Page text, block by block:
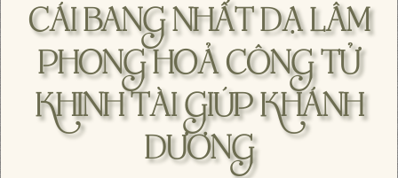
CÁI BANG NHẤT DẠ LÂM
PHONG HOẢ CÔNG TỬ
KHINH TÀI GIÚP KHÁNH
DƯƠNG